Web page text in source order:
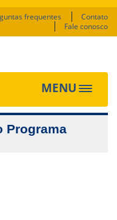
frequentes
Contato
Fale conosco
MENU
Toggle
Programa